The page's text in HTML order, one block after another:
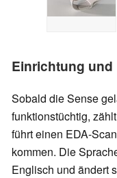
Einrichtung
Sobald die Sense
funktionstüchtig,
führt einen EDA-
kommen. Die
Englisch und ändert